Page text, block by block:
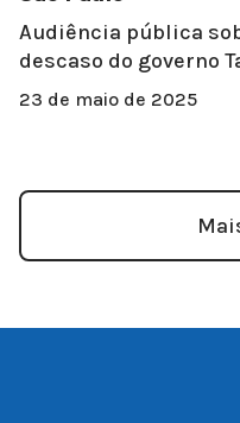
Audiência pública
descaso do governo
23 de maio de 2025